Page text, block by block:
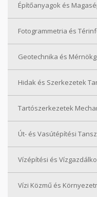
Építőanyagok és
Fotogrammetria és
Geotechnika és
Hidak és Szerkezetek
Tartószerkezetek
Út- és Vasútépítési
Vízépítési és
Vízi Közmű és